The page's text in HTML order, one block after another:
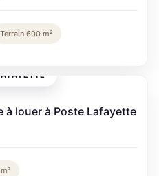
Terrain 600 m²
à louer à Poste Lafayette